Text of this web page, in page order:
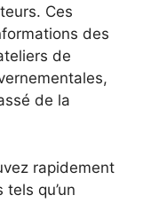
Ces
des
de
de la
rapidement
qu’un